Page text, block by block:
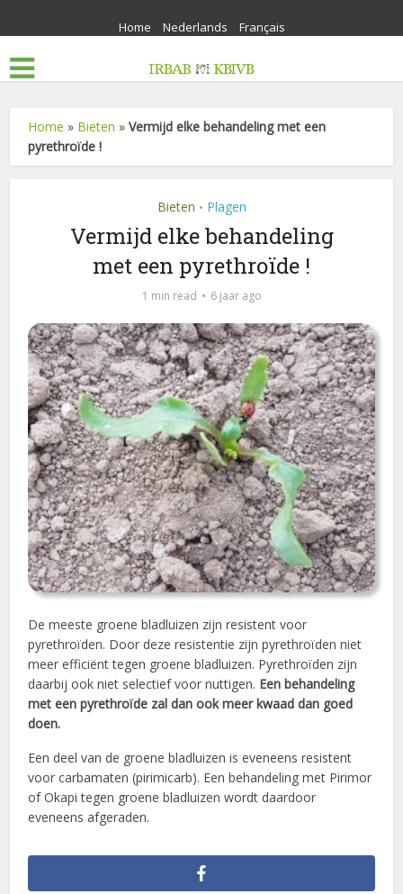
Home Nederlands Français
Home » Bieten »Vermijd elke behandeling met een
pyrethroïde !
Bieten • Plagen
Vermijd elke behandeling
met een pyrethroïde !
1 min read 6 jaar ago
De meeste groene bladluizen zijn resistent voor
pyrethroïden. Door deze resistentie zijn pyrethroïden niet
meer efficiënt tegen groene bladluizen. Pyrethroïden zijn
daarbij ook niet selectief voor nuttigen. Een behandeling
met een pyrethroïde zal dan ook meer kwaad dan goed
doen.
Een deel van de groene bladluizen is eveneens resistent
voor carbamaten (pirimicarb). Een behandeling met Pirimor
of Okapi tegen groene bladluizen wordt daardoor
eveneens afgeraden.